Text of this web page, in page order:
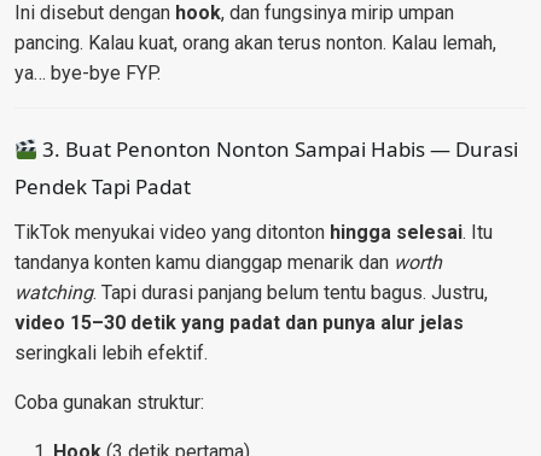
Ini disebut dengan hook, dan fungsinya mirip umpan
pancing. Kalau kuat, orang akan terus nonton. Kalau lemah,
ya… bye-bye FYP.
3. Buat Penonton Nonton Sampai Habis — Durasi
Pendek Tapi Padat
TikTok menyukai video yang ditonton hingga selesai. Itu
tandanya konten kamu dianggap menarik dan worth
watching. Tapi durasi panjang belum tentu bagus. Justru,
video 15–30 detik yang padat dan punya alur jelas
seringkali lebih efektif.
Coba gunakan struktur: